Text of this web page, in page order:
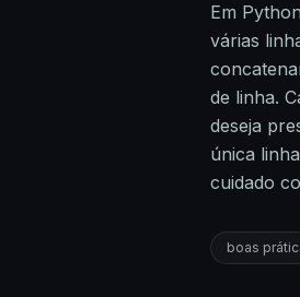
Em
várias
de linha.
deseja
única
cuidado
boas